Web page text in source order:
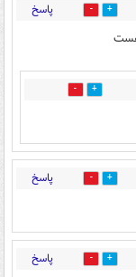
43 پاسخ
1
37 پاسخ
1 پاسخ